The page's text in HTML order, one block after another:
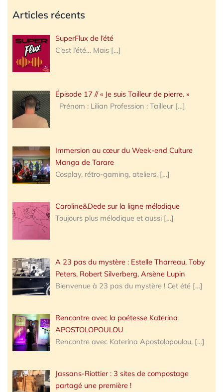
Articles récents
SuperFlux de l’été
C’est l’été… Mais […]
Épisode 17 // « Je suis Tailleur de pierre. »
Prénom : Lilian Profession : Tailleur […]
Immersion au cœur du Week-end Culture
Manga de Tarare
Cosplay, rétro-gaming, ateliers, […]
Caroline&Dede sur la ligne mélodique
Toujours plus mélodique et aussi […]
A 23 pas du mystère : Estelle Tharreau, Toby
Peters, Robert Silverberg, Arsène Lupin
Bienvenue à 23 pas du mystère ! Cet été […]
Rencontre avec la poétesse Katerina
APOSTOLOPOULOU
Rencontre avec Katerina Apostolopoulou, […]
Jassans-Riottier : 3 sites de compostage
partagé une première !